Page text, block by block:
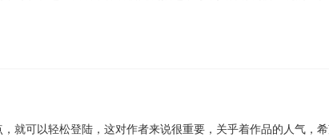
可以轻松登陆，这对作者来说很重要，关乎着作品的人气，希